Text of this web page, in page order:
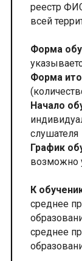
реестр
всей
Форма
Форма
Начало
слушателя
График
возможно
К
среднее
среднее